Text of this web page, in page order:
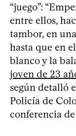
“juego”:
entre ellos,
tambor, en
hasta que en
blanco y la
joven de 23
según detalló
Policía de
conferencia